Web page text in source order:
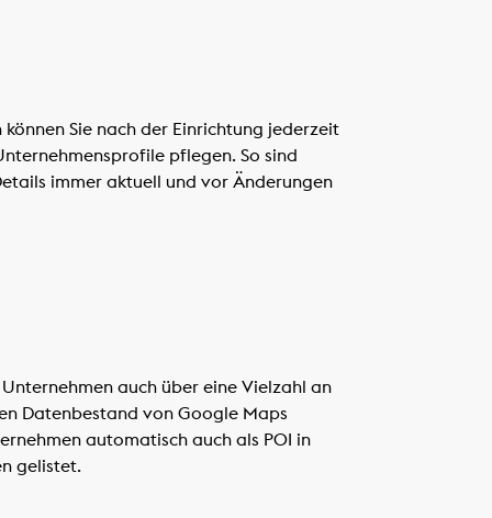
Sie nach der Einrichtung jederzeit
pflegen. So sind
immer aktuell und vor Änderungen
auch über eine Vielzahl an
Datenbestand von Google Maps
automatisch auch als POI in
gelistet.